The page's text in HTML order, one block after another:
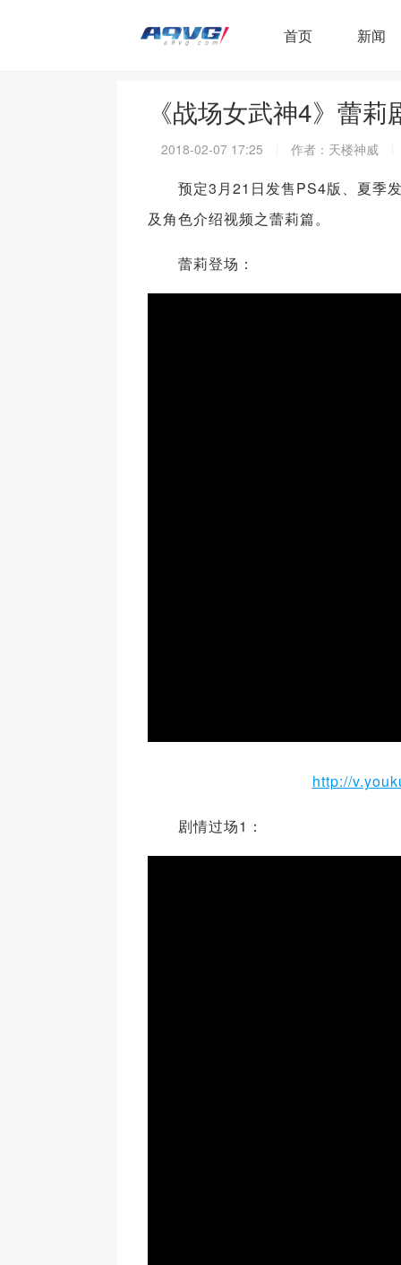
首页 新闻
《战场女武神4》蕾
2018-02-07 17:25 作者：天楼神威
预定3月21日发售PS4版、夏季发
及角色介绍视频之蕾莉篇。
蕾莉登场：
http://
剧情过场1：